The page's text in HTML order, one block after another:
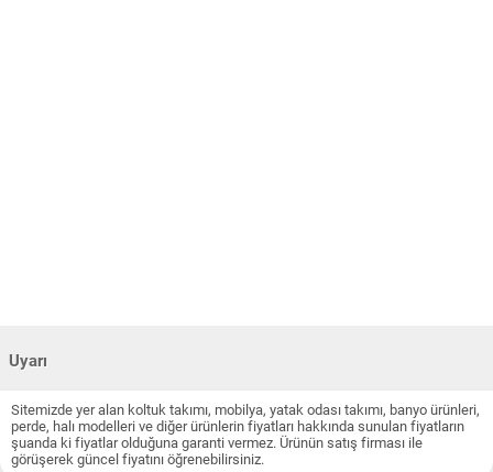
Uyarı
Sitemizde yer alan koltuk takımı, mobilya, yatak odası takımı, banyo ürünleri,
perde, halı modelleri ve diğer ürünlerin fiyatları hakkında sunulan fiyatların
şuanda ki fiyatlar olduğuna garanti vermez. Ürünün satış firması ile
görüşerek güncel fiyatını öğrenebilirsiniz.